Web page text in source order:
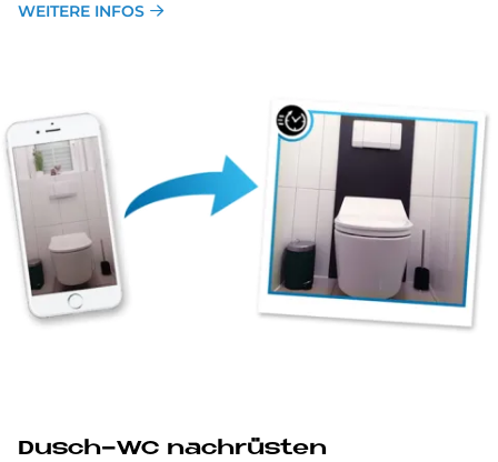
WEITERE INFOS
Dusch-WC nachrüsten